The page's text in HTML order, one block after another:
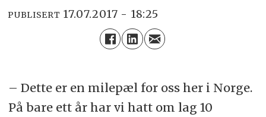
PUBLISERT 17.07.2017 - 18:25
– Dette er en milepæl for oss her i Norge.
På bare ett år har vi hatt om lag 10